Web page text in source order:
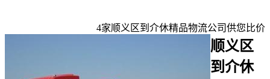
4家顺义区到介休精品物流公司供您比价
顺义区
到介休